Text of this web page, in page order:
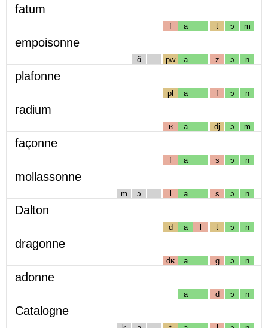
fatum
f a t ɔ m
empoisonne
ɑ̃ pw a z ɔ n
plafonne
pl a f ɔ n
radium
ʁ a dj ɔ m
façonne
f a s ɔ n
mollassonne
m ɔ l a s ɔ n
Dalton
d a l t ɔ n
dragonne
dʁ a g ɔ n
adonne
a d ɔ n
Catalogne